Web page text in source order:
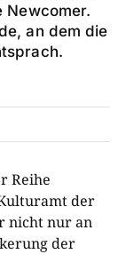
Newcomer.
an dem die
Reihe
der
nicht nur an
der